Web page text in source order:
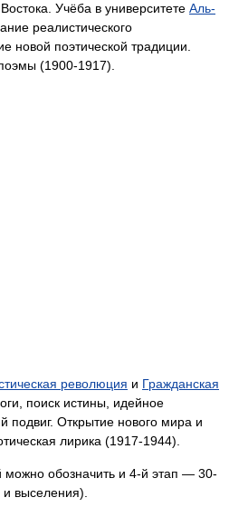
Учёба в университете Аль-
реалистического
новой поэтической традиции.
(1900-1917).
революция и Гражданская
поиск истины, идейное
подвиг. Открытие нового мира и
лирика (1917-1944).
можно обозначить и 4-й этап — 30-
и выселения).